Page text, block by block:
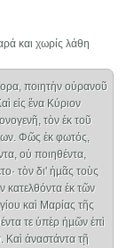
και χωρίς λάθη
ποιητὴν οὐρανοῦ
εἰς ἕνα Κύριον
τὸν ἐκ τοῦ
Φῶς ἐκ φωτός,
οὐ ποιηθέντα,
τὸν δι' ἡµᾶς τοὺς
κατελθόντα ἐκ τῶν
καὶ Μαρίας τῆς
τε ὑπὲρ ἡµῶν ἐπὶ
Καὶ ἀναστάντα τῇ